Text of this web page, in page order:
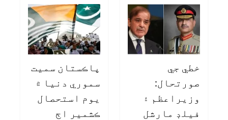
خطي جي
صورتحال:
وزيراعظم ۽
فيلڊ مارشل
پاڪستان سميت
سموري دنيا ۾
يوم استحصال
ڪشمير اڄ